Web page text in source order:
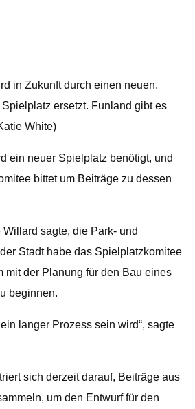
in Zukunft durch einen neuen,
ersetzt. Funland gibt es
White)
ein neuer Spielplatz benötigt, und
bittet um Beiträge zu dessen
sagte, die Park- und
Stadt habe das Spielplatzkomitee
mit der Planung für den Bau eines
beginnen.
langer Prozess sein wird“, sagte
sich derzeit darauf, Beiträge aus
um den Entwurf für den